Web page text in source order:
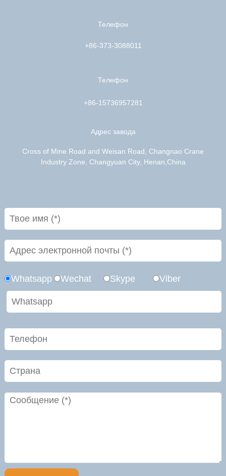
Телефон
+86-373-3088011
Телефон
+86-15736957281
Адрес завода
Cross of Mine Road and Weisan Road, Changnao Crane
Industry Zone, Changyuan City, Henan,China
Whatsapp Wechat Skype Viber